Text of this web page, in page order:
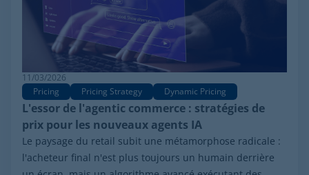
11/03/2026
Pricing
Pricing Strategy Dynamic Pricing
L'essor de l'agentic commerce : stratégies de
prix pour les nouveaux agents IA
Le paysage du retail subit une métamorphose radicale :
l'acheteur final n'est plus toujours un humain derrière